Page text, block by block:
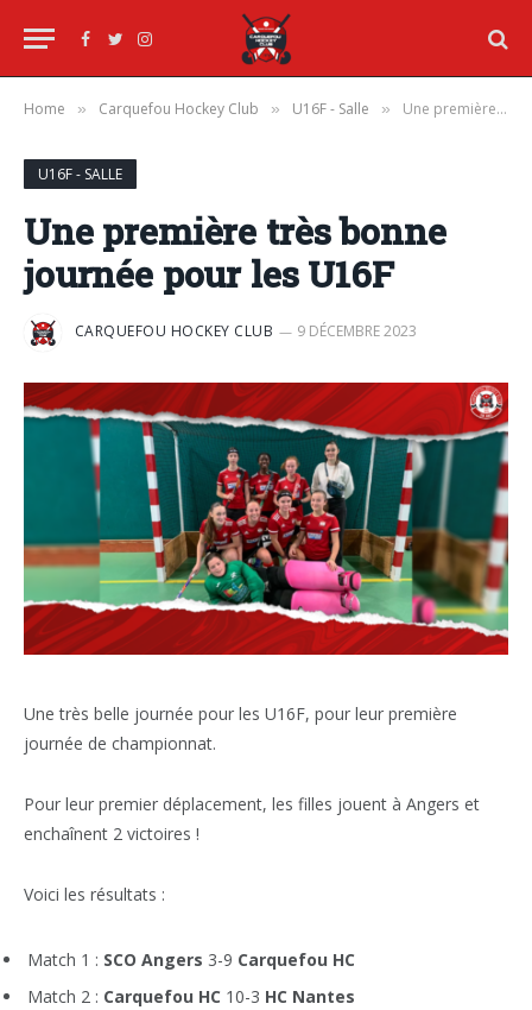
Facebook
TwitterInstagram
Home » Carquefou Hockey Club » U16F - Salle » Une première très bonne journée pour les U16F
U16F - SALLE
Une première très bonne
journée pour les U16F
CARQUEFOU HOCKEY CLUB 9 DÉCEMBRE 2023
Une très belle journée pour les U16F, pour leur première
journée de championnat.
Pour leur premier déplacement, les filles jouent à Angers et
enchaînent 2 victoires !
Voici les résultats :
Match 1 : SCO Angers 3-9 Carquefou HC
Match 2 : Carquefou HC 10-3 HC Nantes